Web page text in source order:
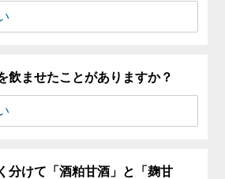
飲ませたことがありますか？
分けて「酒粕甘酒」と「麹甘